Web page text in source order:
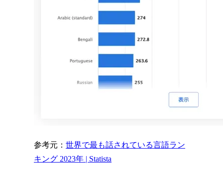
参考元： 世界で最も話されている言語ラン
キング 2023年 | Statista